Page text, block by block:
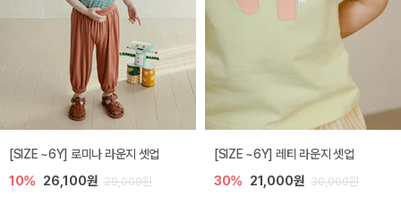
[SIZE ~6Y] 로미나 라운지 셋업
10% 26,100원 29,000원
[SIZE ~6Y] 레티 라운지 셋업
30% 21,000원 30,000원